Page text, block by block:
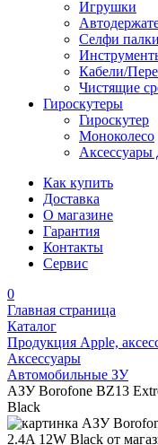
Игрушки
Селфи палки
Кабели/
Чистящие
Гироскутеры
Гироскутер
Моноколесо
Аксессуары
Как купить
Доставка
О магазине
Гарантия
Контакты
Сервис
0
Главная страница
Каталог
Продукция Apple,
Аксессуары
Автомобильные ЗУ
АЗУ Borofone BZ13
Black